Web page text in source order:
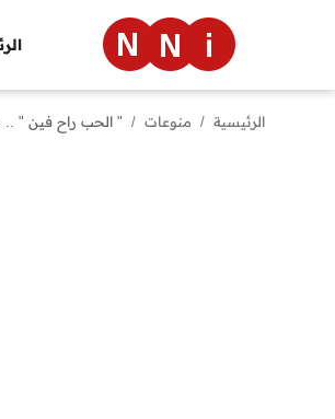
الرئيسية منوعات " الحب راح فين " ..